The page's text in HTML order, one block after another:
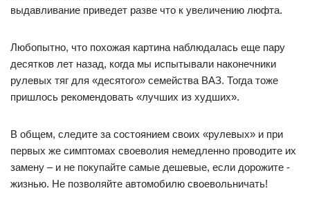
выдавливание приведет разве что к увеличению люфта.
Любопытно, что похожая картина наблюдалась еще пару
десятков лет назад, когда мы испытывали наконечники
рулевых тяг для «десятого» семейства ВАЗ. Тогда тоже
пришлось рекомендовать «лучших из худших».
В общем, следите за состоянием своих «рулевых» и при
первых же симптомах своеволия немедленно проводите их
замену – и не покупайте самые дешевые, если дорожите ­
жизнью. Не позволяйте автомобилю своевольничать!